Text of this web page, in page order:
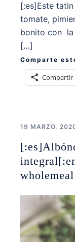
[:es]Este
tomate,
bonito con la
[…]
Comparte
Compartir
19 MARZO,